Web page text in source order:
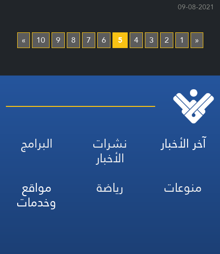
09-08-2021
«
1
2
3
4
5
6
7
8
9
10
»
آخر الأخبار نشرات
الأخبار
البرامج
منوعات
رياضة مواقع
وخدمات